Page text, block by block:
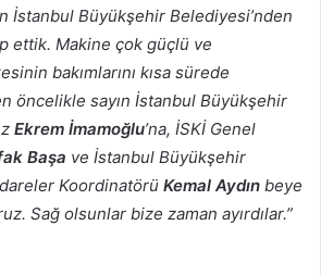
İstanbul Büyükşehir Belediyesi’nden
ettik. Makine çok güçlü ve
bakımlarını kısa sürede
öncelikle sayın İstanbul Büyükşehir
Ekrem İmamoğlu’na, İSKİ Genel
Başa ve İstanbul Büyükşehir
Koordinatörü Kemal Aydın beye
Sağ olsunlar bize zaman ayırdılar.”